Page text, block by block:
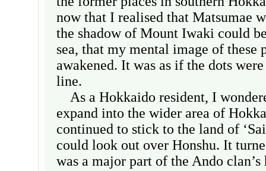
now that I realised that Matsumae
the shadow of Mount Iwaki could
sea, that my mental image of these
awakened. It was as if the dots
line.
As a Hokkaido resident, I
expand into the wider area of
continued to stick to the land of
could look out over Honshu. It
was a major part of the Ando clan’s